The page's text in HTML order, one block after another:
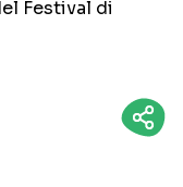
Festival di